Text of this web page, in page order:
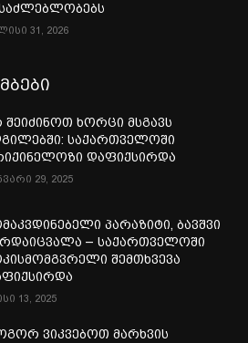
31, 2026
შეიძინოთ ხორცი მსგავს
საქართველოში
დაფიქსირდა
29, 2025
პარაზიტი, ბავშვი
– საქართველოში
შემთხვევა
13, 2025
ვიკვებოთ მარხვის